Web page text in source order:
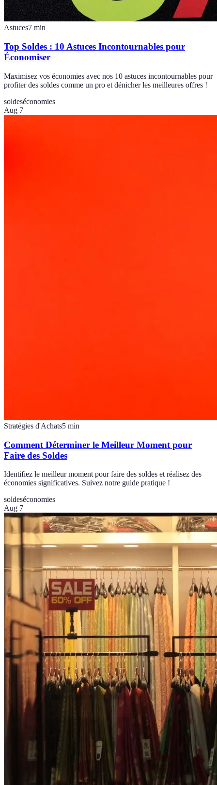
Astuces7 min
Top Soldes : 10 Astuces Incontournables pour
Économiser
Maximisez vos économies avec nos 10 astuces incontournables pour
profiter des soldes comme un pro et dénicher les meilleures offres !
soldeséconomies
Aug 7
Stratégies d'Achats5 min
Comment Déterminer le Meilleur Moment pour
Faire des Soldes
Identifiez le meilleur moment pour faire des soldes et réalisez des
économies significatives. Suivez notre guide pratique !
soldeséconomies
Aug 7